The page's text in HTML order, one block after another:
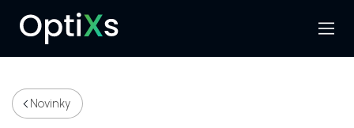
Hledat
Menu
Novinky